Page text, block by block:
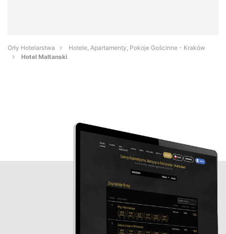
Orły Hotelarstwa
Hotele, Apartamenty, Pokoje Gościnne - Kraków
Hotel Maltanski